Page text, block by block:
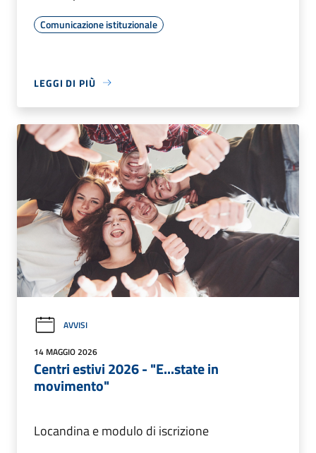
Comunicazione istituzionale
LEGGI DI PIÙ
AVVISI
14 MAGGIO 2026
Centri estivi 2026 - "E...state in
movimento"
Locandina e modulo di iscrizione